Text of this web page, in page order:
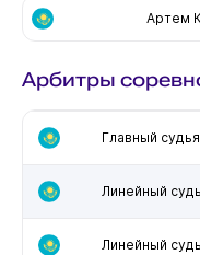
Артем
Арбитры
Главный судья
Линейный
Линейный